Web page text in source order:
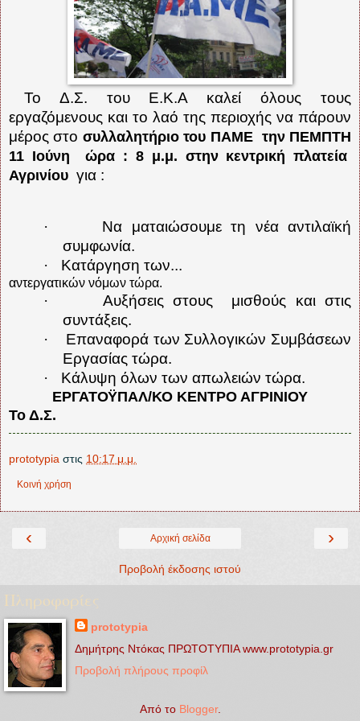
Το Δ.Σ. του Ε.Κ.Α καλεί όλους τους
εργαζόμενους και το λαό της περιοχής να πάρουν
μέρος στο συλλαλητήριο του ΠΑΜΕ την ΠΕΜΠΤΗ
11 Ιούνη ώρα : 8 μ.μ. στην κεντρική πλατεία
Αγρινίου για :
·
Να ματαιώσουμε τη νέα αντιλαϊκή
συμφωνία.
·
Κατάργηση των...
αντεργατικών νόμων τώρα.
· Αυξήσεις στους
μισθούς και στις
συντάξεις.
·
Επαναφορά των Συλλογικών Συμβάσεων
Εργασίας τώρα.
·
Κάλυψη όλων των απωλειών τώρα.
ΕΡΓΑΤΟΫΠΑΛ/ΚΟ ΚΕΝΤΡΟ ΑΓΡΙΝΙΟΥ
Το Δ.Σ.
prototypia στις 10:17 μ.μ.
Κοινή χρήση
‹ ›
Αρχική σελίδα
Προβολή έκδοσης ιστού
Πληροφορίες
prototypia
Δημήτρης Ντόκας ΠΡΩΤΟΤΥΠΙΑ www.prototypia.gr
Προβολή πλήρους προφίλ
Από το Blogger.